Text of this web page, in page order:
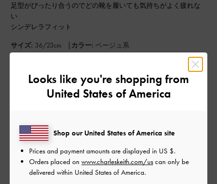
足型がぴったり合うのでどの靴を履いても気持ちがよく疲れな
い
シンデレラフィット
サイズ: 36/23cm | カラー: ベージュ系
よかった
もっと見る
このレビューは役に立ちましたか？
Looks like you're shopping from
United States of America
Shop our United States of America site
Prices and payment amounts are displayed in US $.
Orders placed on www.charleskeith.com/us can only be
delivered within United States of America.